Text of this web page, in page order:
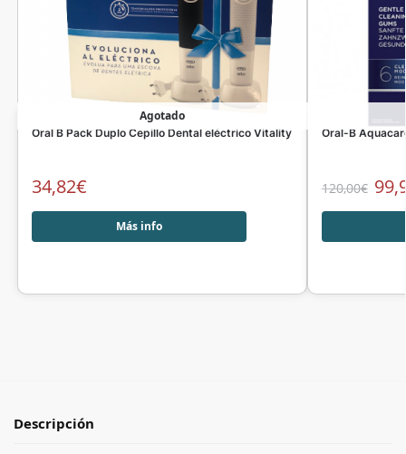
Agotado
Oral B Pack Duplo Cepillo Dental eléctrico Vitality
34,82€
Más info
Oral-B
120,00€
Descripción